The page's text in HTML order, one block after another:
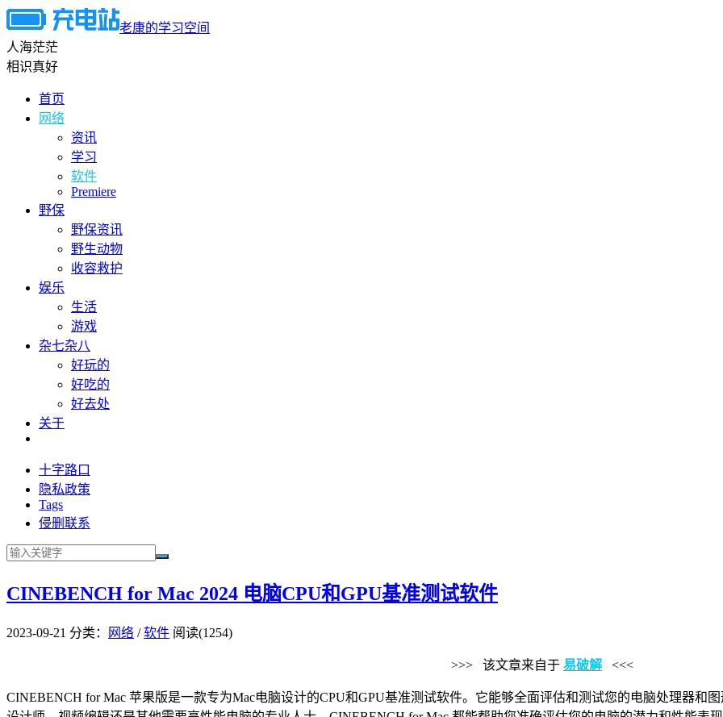
老康的学习空间
人海茫茫
相识真好
首页
网络
资讯
学习
软件
Premiere
野保
野保资讯
野生动物
收容救护
娱乐
生活
游戏
杂七杂八
好玩的
好吃的
好去处
关于
十字路口
隐私政策
Tags
侵删联系
CINEBENCH for Mac 2024 电脑CPU和GPU基准测试软件
2023-09-21 分类： 网络 /软件 阅读(1254)
>>> 该文章来自于 易破解 <<<
CINEBENCH for Mac 苹果版是一款专为Mac电脑设计的CPU和GPU基准测试软件。它能够全面评估和测试您的电脑处理器和